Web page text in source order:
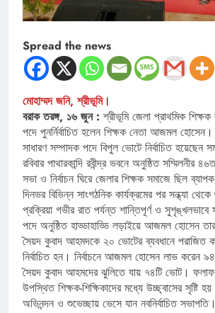
Spread the news
মোহাম্মদ জনি, শ্রীভূমি।
বরাক তরঙ্গ, ১৬ জুন : শ্রীভূমি জেলা প্রাথমিক শিক্ষক
পদে পুনর্নির্বাচিত হলেন শিক্ষক নেতা আজমল
সাধারণ সম্পাদক পদে বিপুল ভোটে নির্বাচিত হয়েছেন
রবিবার পাথারকান্দি রবীন্দ্র ভবনে অনুষ্ঠিত সম্মিলনীর
সভা ও নির্বাচন ঘিরে জেলার শিক্ষক সমাজে ছিল
দিনভর বিভিন্ন সাংগঠনিক কার্যক্রমের পর সন্ধ্যা থেকে
প্রক্রিয়া গভীর রাত পর্যন্ত শান্তিপূর্ণ ও
পদে অনুষ্ঠিত হাড্ডাহাড্ডি লড়াইয়ে আজমল হোসেন
সৈয়দ কুবাদ আহমদকে ২০ ভোটের ব্যবধানে পরাজিত
নির্বাচিত হন। নির্বাচনে আজমল হোসেন লাভ করেন
সৈয়দ কুবাদ আহমদের ঝুলিতে যায় ৭৪টি ভোট।
উপস্থিত শিক্ষক-শিক্ষিকাদের মধ্যে উচ্ছ্বাসের সৃষ্টি
অভিনন্দন ও শুভেচ্ছায় ভেসে যান নবনির্বাচিত সভাপতি।